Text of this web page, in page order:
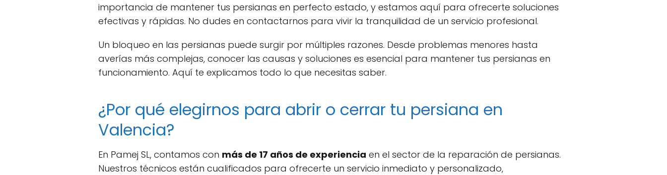
importancia de mantener tus persianas en perfecto estado, y estamos aquí para ofrecerte soluciones
efectivas y rápidas. No dudes en contactarnos para vivir la tranquilidad de un servicio profesional.
Un bloqueo en las persianas puede surgir por múltiples razones. Desde problemas menores hasta
averías más complejas, conocer las causas y soluciones es esencial para mantener tus persianas en
funcionamiento. Aquí te explicamos todo lo que necesitas saber.
¿Por qué elegirnos para abrir o cerrar tu persiana en
Valencia?
En Pamej SL, contamos con más de 17 años de experiencia en el sector de la reparación de persianas.
Nuestros técnicos están cualificados para ofrecerte un servicio inmediato y personalizado,